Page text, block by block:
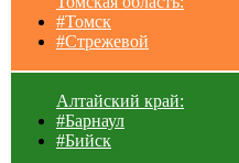
#Томск
#Стрежевой
Алтайский край:
#Барнаул
#Бийск